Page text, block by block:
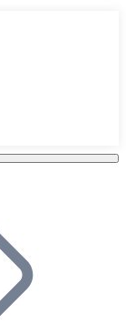
y permite que